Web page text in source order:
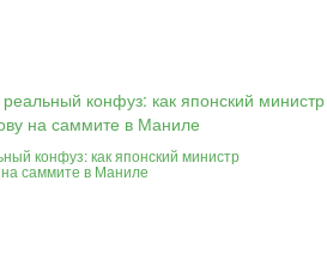
конфуз: как японский министр
саммите в Маниле